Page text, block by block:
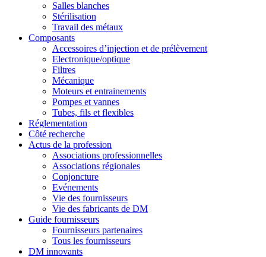
Salles blanches
Stérilisation
Travail des métaux
Composants
Accessoires d’injection et de prélèvement
Electronique/optique
Filtres
Mécanique
Moteurs et entrainements
Pompes et vannes
Tubes, fils et flexibles
Réglementation
Côté recherche
Actus de la profession
Associations professionnelles
Associations régionales
Conjoncture
Evénements
Vie des fournisseurs
Vie des fabricants de DM
Guide fournisseurs
Fournisseurs partenaires
Tous les fournisseurs
DM innovants